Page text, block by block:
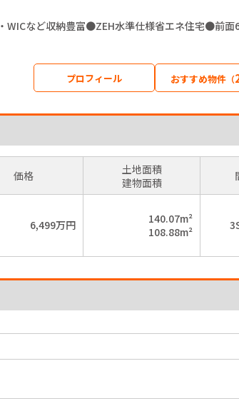
など収納豊富●ZEH水準仕様省エネ住宅●前
プロフィール おすすめ物件 （
価格
土地面積
建物面積
6,499万円
140.07m²
108.88m²